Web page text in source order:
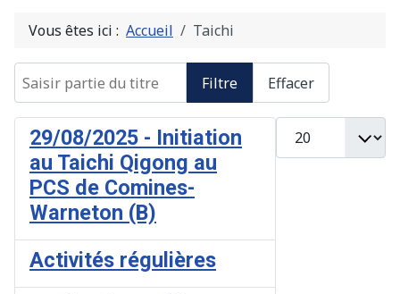
Vous êtes ici : Accueil Taichi
Filtre Effacer
29/08/2025 - Initiation
au Taichi Qigong au
PCS de Comines-
Warneton (B)
Activités régulières